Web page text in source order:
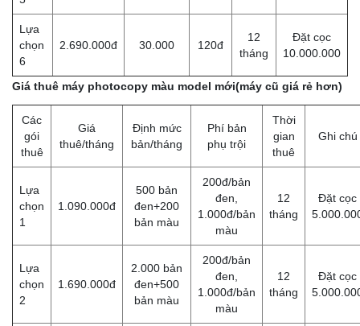
Lựa
chọn
6
2.690.000đ 30.000 120đ
12
tháng
Đặt cọc
10.000.000
Giá thuê máy photocopy màu model mới(máy cũ giá rẻ hơn)
Các
gói
thuê
Giá
thuê/tháng
Định mức
bản/tháng
Phí bản
phụ trội
Thời
gian
thuê
Ghi chú
Lựa
chọn
1
1.090.000đ
500 bản
đen+200
bản màu
200đ/bản
đen,
1.000đ/bản
màu
12
tháng
Đặt cọc
Lựa
chọn
2
1.690.000đ
2.000 bản
đen+500
bản màu
200đ/bản
đen,
1.000đ/bản
màu
12
tháng
Đặt cọc